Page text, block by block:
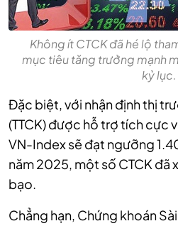
Không ít CTCK đã hé lộ
mục tiêu tăng trưởng mạnh
kỷ lục.
Đặc biệt, với nhận định thị
(TTCK) được hỗ trợ tích cực
VN-Index sẽ đạt ngưỡng
năm 2025, một số CTCK đã
bạo.
Chẳng hạn, Chứng khoán